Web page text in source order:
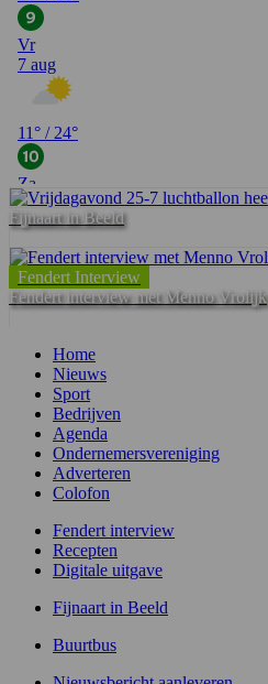
Fijnaart in Beeld
Fendert Interview
Fendert interview met Menno Vrolijk
Home
Nieuws
Sport
Bedrijven
Agenda
Ondernemersvereniging
Adverteren
Colofon
Fendert interview
Recepten
Digitale uitgave
Fijnaart in Beeld
Buurtbus